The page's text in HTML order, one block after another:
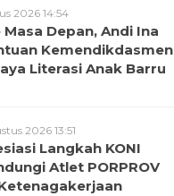
2026 14:54
Depan, Andi Ina
Kemendikdasmen
Literasi Anak Barru
2026 13:51
Langkah KONI
Atlet PORPROV